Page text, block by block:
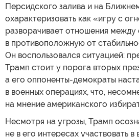
Персидского залива и на
охарактеризовать как «игру с
разворачивает отношения между
в противоположную от
Он воспользовался ситуацией:
Трамп стоит у порога вторых
а его оппоненты-демократы
в военных операциях, что,
на мнение американского
Несмотря на угрозы, Трамп
не в его интересах участвовать